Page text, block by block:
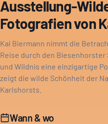
Ausstellung-
Fotografien von
Kai Biermann nimmt die
Reise durch den Biesenhorster
und Wildnis eine einzigartige
zeigt die wilde Schönheit der
Karlshorsts.
Wann & wo